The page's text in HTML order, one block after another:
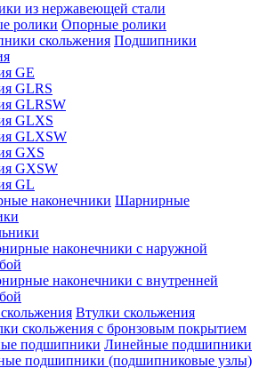
из нержавеющей стали
Опорные ролики
Подшипники
GE
GLRS
GLRSW
GLXS
GLXSW
GXS
GXSW
GL
Шарнирные
наконечники с наружной
наконечники с внутренней
Втулки скольжения
скольжения с бронзовым покрытием
Линейные подшипники